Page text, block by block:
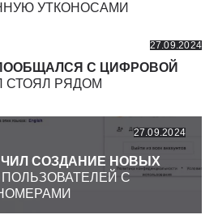
УТКОНОСАМИ
27.09.2024
С ЦИФРОВОЙ
СТОЯЛ РЯДОМ
27.09.2024
СОЗДАНИЕ НОВЫХ
С